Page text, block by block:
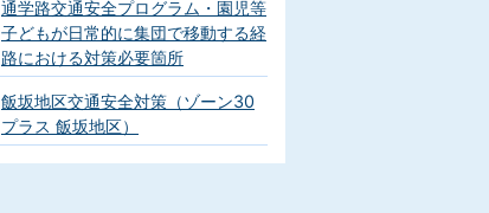
通学路交通安全プログラム・園児等
子どもが日常的に集団で移動する経
路における対策必要箇所
飯坂地区交通安全対策（ゾーン30
プラス 飯坂地区）